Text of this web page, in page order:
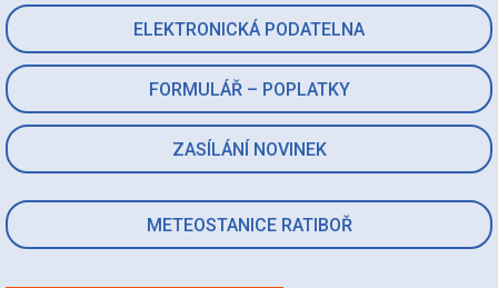
ELEKTRONICKÁ PODATELNA
FORMULÁŘ – POPLATKY
ZASÍLÁNÍ NOVINEK
METEOSTANICE RATIBOŘ